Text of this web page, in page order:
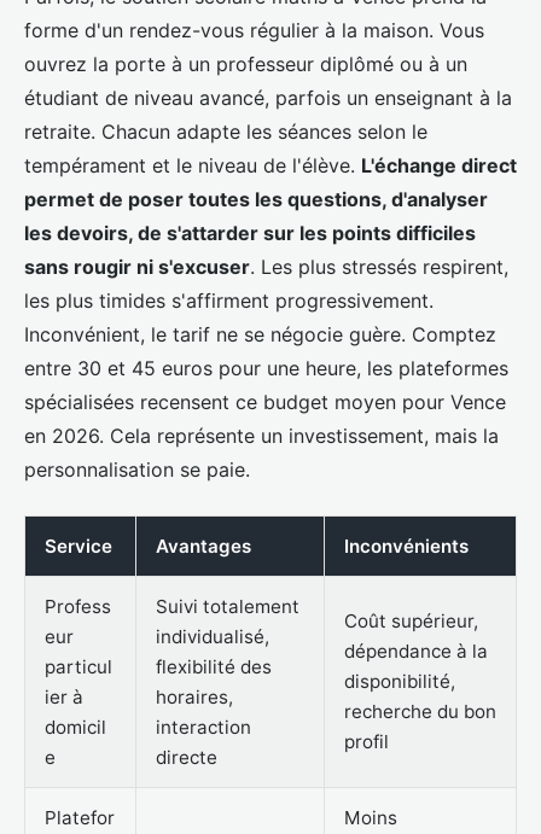
forme d'un rendez-vous régulier à la maison. Vous
ouvrez la porte à un professeur diplômé ou à un
étudiant de niveau avancé, parfois un enseignant à la
retraite. Chacun adapte les séances selon le
tempérament et le niveau de l'élève. L'échange direct
permet de poser toutes les questions, d'analyser
les devoirs, de s'attarder sur les points difficiles
sans rougir ni s'excuser. Les plus stressés respirent,
les plus timides s'affirment progressivement.
Inconvénient, le tarif ne se négocie guère. Comptez
entre 30 et 45 euros pour une heure, les plateformes
spécialisées recensent ce budget moyen pour Vence
en 2026. Cela représente un investissement, mais la
personnalisation se paie.
Service Avantages Inconvénients
Profess
eur
particul
ier à
domicil
e
Suivi totalement
individualisé,
flexibilité des
horaires,
interaction
directe
Coût supérieur,
dépendance à la
disponibilité,
recherche du bon
profil
Platefor
Moins